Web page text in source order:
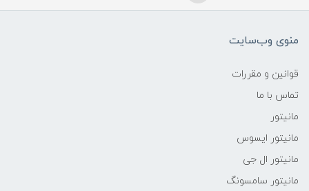
منوی وب‌سایت
قوانین و مقررات
تماس با ما
مانیتور
مانیتور ایسوس
مانیتور ال جی
مانیتور سامسونگ